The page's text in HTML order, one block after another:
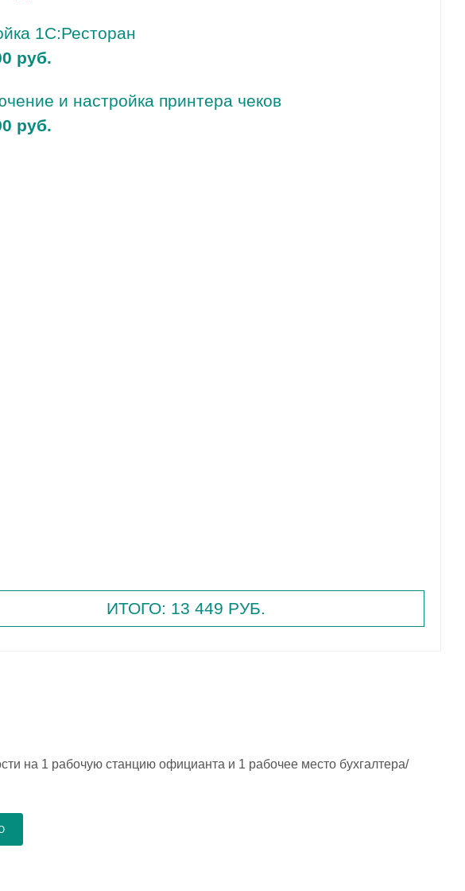
1С:Ресторан
руб.
и настройка принтера чеков
руб.
ИТОГО: 13 449 РУБ.
на 1 рабочую станцию официанта и 1 рабочее место бухгалтера/